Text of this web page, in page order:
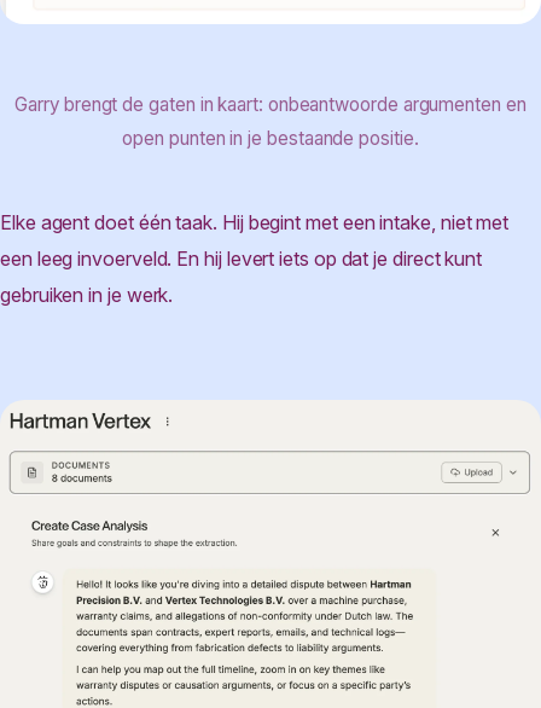
Garry brengt de gaten in kaart: onbeantwoorde argumenten en
open punten in je bestaande positie.
Elke agent doet één taak. Hij begint met een intake, niet met
een leeg invoerveld. En hij levert iets op dat je direct kunt
gebruiken in je werk.